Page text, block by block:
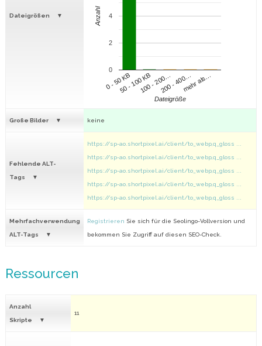
Dateigrößen
0 - 50 KB50 - 100 KB100 - 200…200 - 400…mehr als…
0
2
4
Dateigröße
Anzahl
Große Bilder keine
Fehlende ALT-
Tags
https://sp-ao.shortpixel.ai/client/to_webp,q_gloss ...
https://sp-ao.shortpixel.ai/client/to_webp,q_gloss ...
https://sp-ao.shortpixel.ai/client/to_webp,q_gloss ...
https://sp-ao.shortpixel.ai/client/to_webp,q_gloss ...
https://sp-ao.shortpixel.ai/client/to_webp,q_gloss ...
Mehrfachverwendung
ALT-Tags
Registrieren Sie sich für die Seolingo-Vollversion und
bekommen Sie Zugriff auf diesen SEO-Check.
Ressourcen
Anzahl
Skripte
11